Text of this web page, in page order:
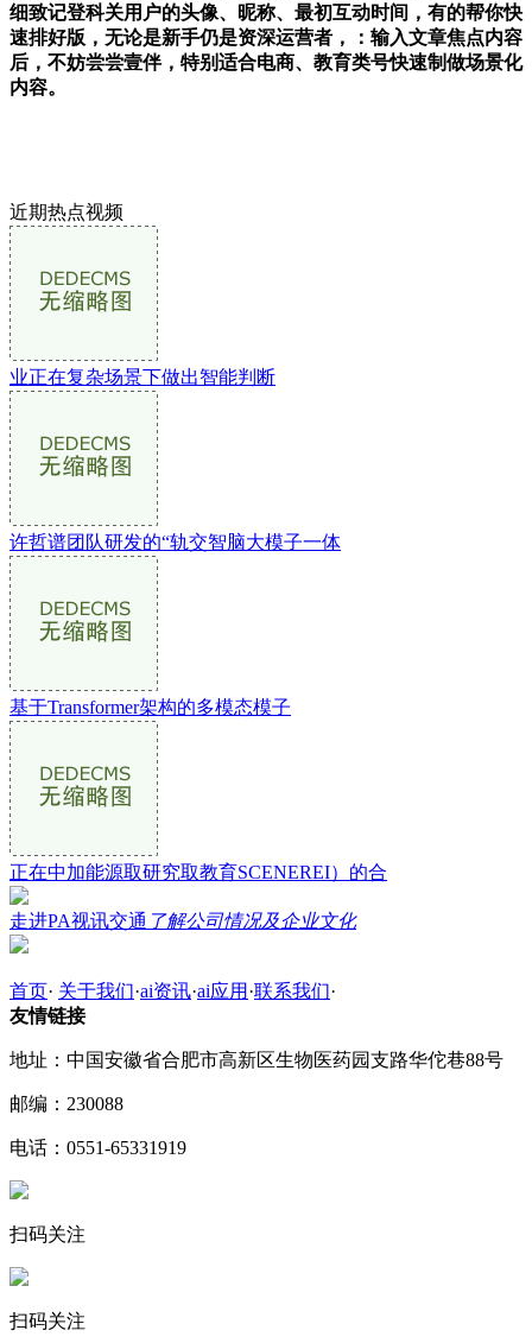
细致记登科关用户的头像、昵称、最初互动时间，有的帮你快
速排好版，无论是新手仍是资深运营者，：输入文章焦点内容
后，不妨尝尝壹伴，特别适合电商、教育类号快速制做场景化
内容。
近期热点视频
业正在复杂场景下做出智能判断
许哲谱团队研发的“轨交智脑大模子一体
基于Transformer架构的多模态模子
正在中加能源取研究取教育SCENEREI）的合
走进PA视讯交通 了解公司情况及企业文化
首页· 关于我们·ai资讯·ai应用 ·联系我们·
友情链接
地址：中国安徽省合肥市高新区生物医药园支路华佗巷88号
邮编：230088
电话：0551-65331919
扫码关注
扫码关注